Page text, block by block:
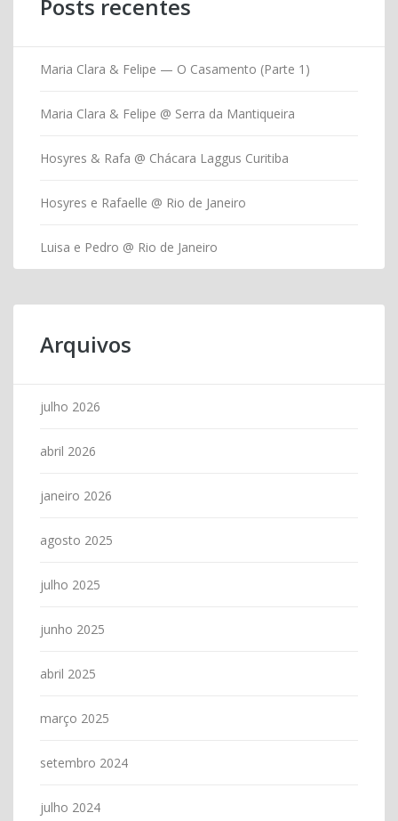
Posts recentes
Maria Clara & Felipe — O Casamento (Parte 1)
Maria Clara & Felipe @ Serra da Mantiqueira
Hosyres & Rafa @ Chácara Laggus Curitiba
Hosyres e Rafaelle @ Rio de Janeiro
Luisa e Pedro @ Rio de Janeiro
Arquivos
julho 2026
abril 2026
janeiro 2026
agosto 2025
julho 2025
junho 2025
abril 2025
março 2025
setembro 2024
julho 2024